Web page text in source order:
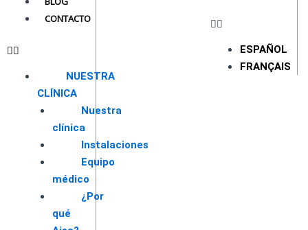
CONTACTO
NUESTRA
CLÍNICA
Nuestra
clínica
Instalaciones
Equipo
médico
¿Por
qué
ESPAÑOL
FRANÇAIS